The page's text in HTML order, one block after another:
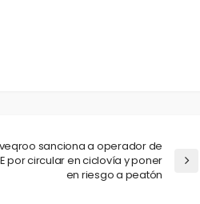
sanciona a operador de
por circular en ciclovía y poner
en riesgo a peatón